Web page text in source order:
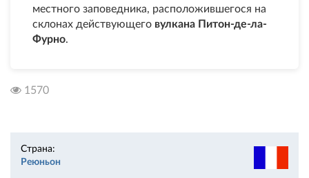
местного заповедника, расположившегося на
склонах действующего вулкана Питон-де-ла-
Фурно.
1570
Страна:
Реюньон